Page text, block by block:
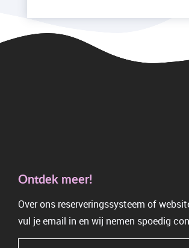
Ontdek meer!
Over ons reserveringssysteem of
vul je email in en wij nemen spoedig